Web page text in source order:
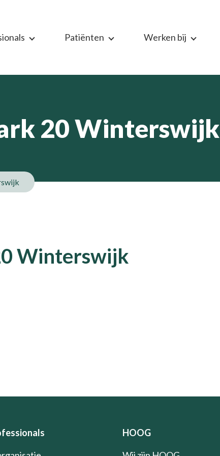
Patiënten Werken bij
20 Winterswijk
Winterswijk
HOOG